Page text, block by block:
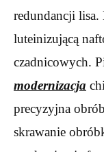
redundancji lisa.
luteinizującą
czadnicowych.
modernizacja
precyzyjna
skrawanie